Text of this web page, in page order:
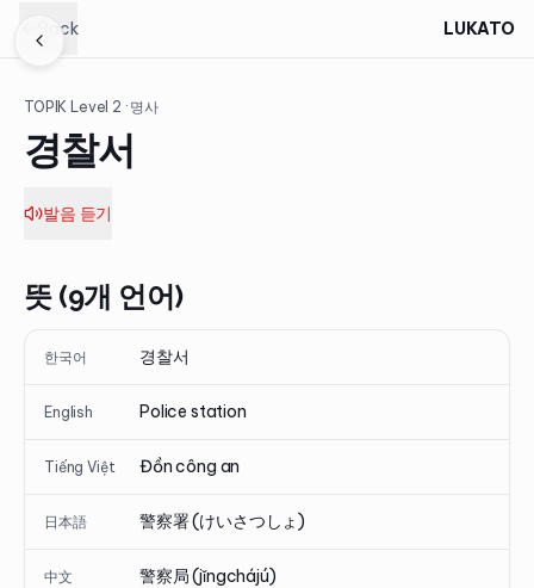
Back LUKATO
TOPIK Level 2 · 명사
경찰서
발음 듣기
뜻 (9개 언어)
한국어 경찰서
English Police station
Tiếng Việt Đồn công an
日本語 警察署 (けいさつしょ)
中文 警察局 (jǐngchájú)